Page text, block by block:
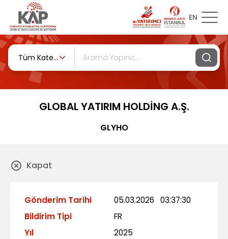
EN
Tüm Kategoriler
GLOBAL YATIRIM HOLDİNG A.Ş.
GLYHO
Kapat
Gönderim Tarihi 05.03.2026 03:37:30
Bildirim Tipi FR
Yıl 2025